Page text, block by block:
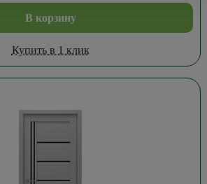
В корзину
Купить в 1 клик